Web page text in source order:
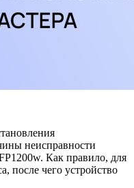
неисправности
Как правило, для
после чего устройство